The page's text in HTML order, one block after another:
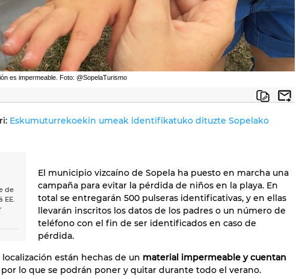
es impermeable. Foto: @SopelaTurismo
Eskumuturrekoekin umeak identifikatuko dituzte Sopelako
de
EE.
El municipio vizcaíno de Sopela ha puesto en marcha una
campaña para evitar la pérdida de niños en la playa. En
total se entregarán 500 pulseras identificativas, y en ellas
llevarán inscritos los datos de los padres o un número de
teléfono con el fin de ser identificados en caso de
pérdida.
localización están hechas de un material impermeable y cuentan
por lo que se podrán poner y quitar durante todo el verano.